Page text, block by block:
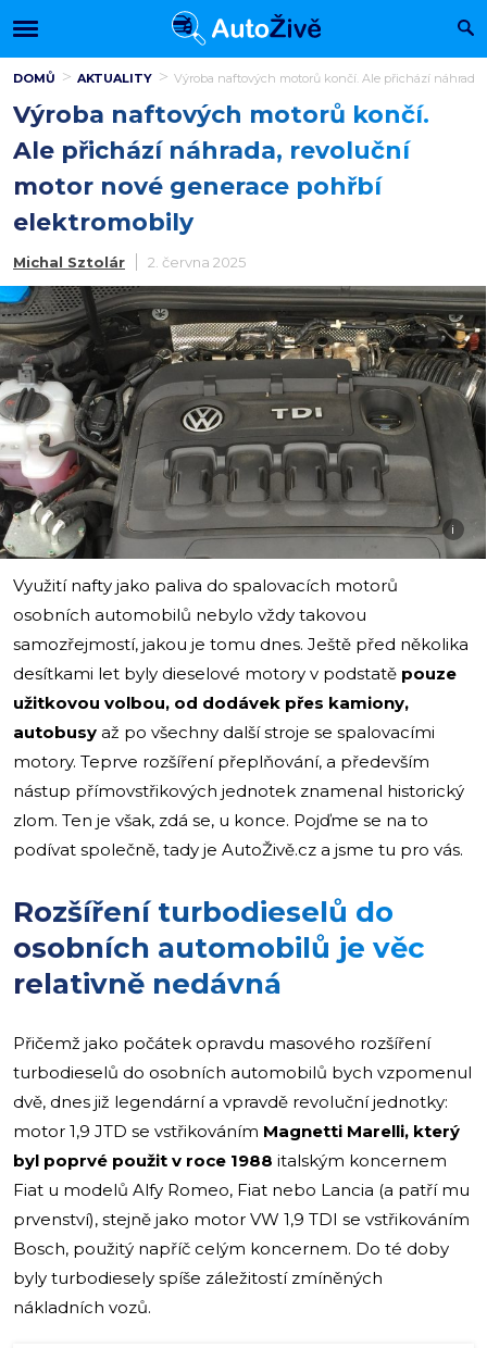
DOMŮ AKTUALITY Výroba naftových motorů končí. Ale přichází
Výroba naftových motorů končí.
Ale přichází náhrada, revoluční
motor nové generace pohřbí
elektromobily
Michal Sztolár 2. června 2025
i
Využití nafty jako paliva do spalovacích motorů
osobních automobilů nebylo vždy takovou
samozřejmostí, jakou je tomu dnes. Ještě před několika
desítkami let byly dieselové motory v podstatě pouze
užitkovou volbou, od dodávek přes kamiony,
autobusy až po všechny další stroje se spalovacími
motory. Teprve rozšíření přeplňování, a především
nástup přímovstřikových jednotek znamenal historický
zlom. Ten je však, zdá se, u konce. Pojďme se na to
podívat společně, tady je AutoŽivě.cz a jsme tu pro vás.
Rozšíření turbodieselů do
osobních automobilů je věc
relativně nedávná
Přičemž jako počátek opravdu masového rozšíření
turbodieselů do osobních automobilů bych vzpomenul
dvě, dnes již legendární a vpravdě revoluční jednotky:
motor 1,9 JTD se vstřikováním Magnetti Marelli, který
byl poprvé použit v roce 1988 italským koncernem
Fiat u modelů Alfy Romeo, Fiat nebo Lancia (a patří mu
prvenství), stejně jako motor VW 1,9 TDI se vstřikováním
Bosch, použitý napříč celým koncernem. Do té doby
byly turbodiesely spíše záležitostí zmíněných
nákladních vozů.